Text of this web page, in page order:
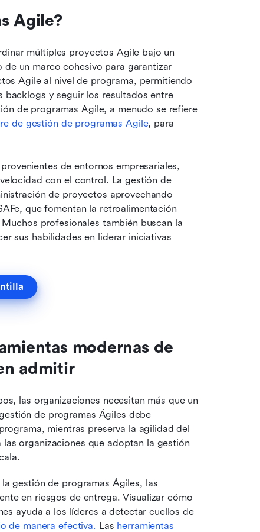
Agile?
múltiples proyectos Agile bajo un
un marco cohesivo para garantizar
Agile al nivel de programa, permitiendo
backlogs y seguir los resultados entre
de programas Agile, a menudo se refiere
de gestión de programas Agile, para
de entornos empresariales,
con el control. La gestión de
de proyectos aprovechando
que fomentan la retroalimentación
profesionales también buscan la
sus habilidades en liderar iniciativas
modernas de
admitir
las organizaciones necesitan más que un
de programas Ágiles debe
mientras preserva la agilidad del
organizaciones que adoptan la gestión
la gestión de programas Ágiles, las
en riesgos de entrega. Visualizar cómo
ayuda a los líderes a detectar cuellos de
de manera efectiva. Las herramientas